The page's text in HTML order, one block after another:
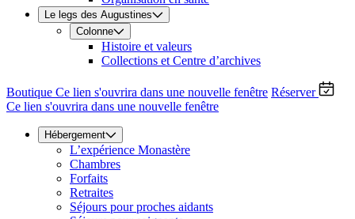
Le legs des Augustines
Colonne
Histoire et valeurs
Collections et Centre d’archives
Boutique Ce lien s'ouvrira dans une nouvelle fenêtre Réserver
Ce lien s'ouvrira dans une nouvelle fenêtre
Hébergement
L’expérience Monastère
Chambres
Forfaits
Retraites
Séjours pour proches aidants